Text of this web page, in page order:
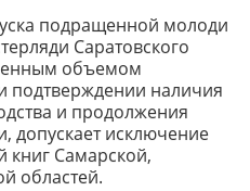
подращенной молоди
Саратовского
объемом
подтверждении наличия
и продолжения
допускает исключение
книг Самарской,
областей.